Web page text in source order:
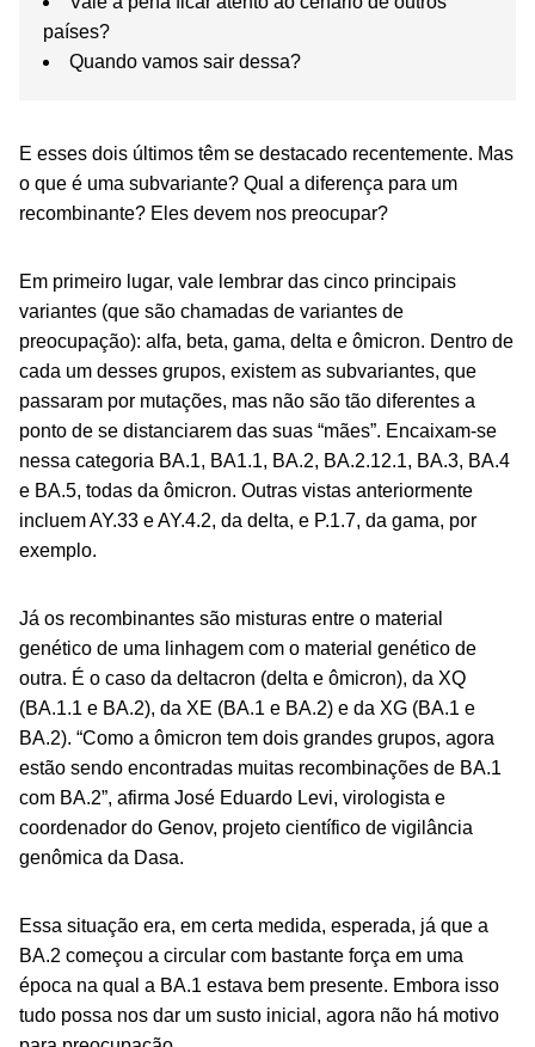
países?
Quando vamos sair dessa?
E esses dois últimos têm se destacado recentemente. Mas
o que é uma subvariante? Qual a diferença para um
recombinante? Eles devem nos preocupar?
Em primeiro lugar, vale lembrar das cinco principais
variantes (que são chamadas de variantes de
preocupação): alfa, beta, gama, delta e ômicron. Dentro de
cada um desses grupos, existem as subvariantes, que
passaram por mutações, mas não são tão diferentes a
ponto de se distanciarem das suas “mães”. Encaixam-se
nessa categoria BA.1, BA1.1, BA.2, BA.2.12.1, BA.3, BA.4
e BA.5, todas da ômicron. Outras vistas anteriormente
incluem AY.33 e AY.4.2, da delta, e P.1.7, da gama, por
exemplo.
Já os recombinantes são misturas entre o material
genético de uma linhagem com o material genético de
outra. É o caso da deltacron (delta e ômicron), da XQ
(BA.1.1 e BA.2), da XE (BA.1 e BA.2) e da XG (BA.1 e
BA.2). “Como a ômicron tem dois grandes grupos, agora
estão sendo encontradas muitas recombinações de BA.1
com BA.2”, afirma José Eduardo Levi, virologista e
coordenador do Genov, projeto científico de vigilância
genômica da Dasa.
Essa situação era, em certa medida, esperada, já que a
BA.2 começou a circular com bastante força em uma
época na qual a BA.1 estava bem presente. Embora isso
tudo possa nos dar um susto inicial, agora não há motivo